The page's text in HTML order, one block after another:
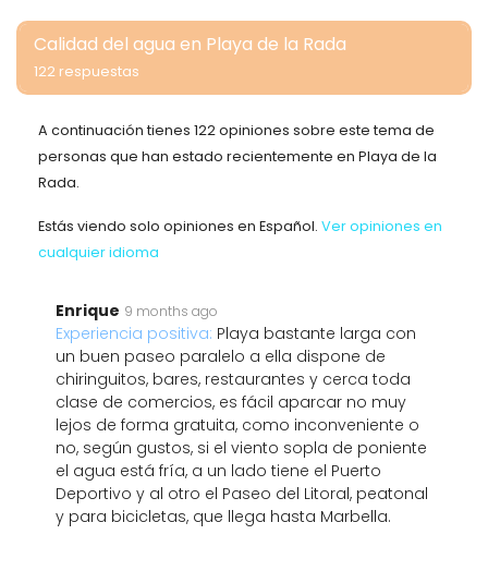
Calidad del agua en Playa de la Rada
122 respuestas
A continuación tienes 122 opiniones sobre este tema de
personas que han estado recientemente en Playa de la
Rada.
Estás viendo solo opiniones en Español. Ver opiniones en
cualquier idioma
Enrique 9 months ago
Experiencia positiva: Playa bastante larga con
un buen paseo paralelo a ella dispone de
chiringuitos, bares, restaurantes y cerca toda
clase de comercios, es fácil aparcar no muy
lejos de forma gratuita, como inconveniente o
no, según gustos, si el viento sopla de poniente
el agua está fría, a un lado tiene el Puerto
Deportivo y al otro el Paseo del Litoral, peatonal
y para bicicletas, que llega hasta Marbella.